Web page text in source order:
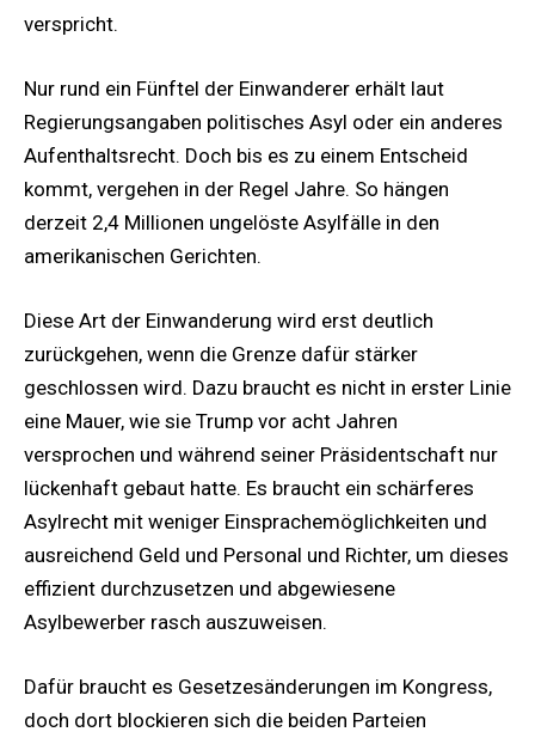
verspricht.
Nur rund ein Fünftel der Einwanderer erhält laut
Regierungsangaben politisches Asyl oder ein anderes
Aufenthaltsrecht. Doch bis es zu einem Entscheid
kommt, vergehen in der Regel Jahre. So hängen
derzeit 2,4 Millionen ungelöste Asylfälle in den
amerikanischen Gerichten.
Diese Art der Einwanderung wird erst deutlich
zurückgehen, wenn die Grenze dafür stärker
geschlossen wird. Dazu braucht es nicht in erster Linie
eine Mauer, wie sie Trump vor acht Jahren
versprochen und während seiner Präsidentschaft nur
lückenhaft gebaut hatte. Es braucht ein schärferes
Asylrecht mit weniger Einsprachemöglichkeiten und
ausreichend Geld und Personal und Richter, um dieses
effizient durchzusetzen und abgewiesene
Asylbewerber rasch auszuweisen.
Dafür braucht es Gesetzesänderungen im Kongress,
doch dort blockieren sich die beiden Parteien